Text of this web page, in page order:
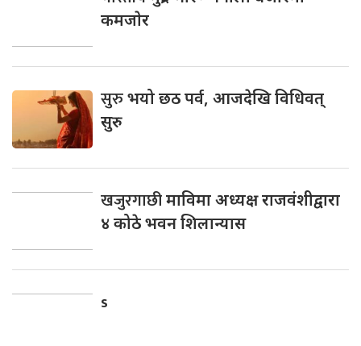
कमजाेर
सुरुभयो छठ पर्व, आजदेखि विधिवत्
सुरु
खजुरगाछीमाविमा अध्यक्ष राजवंशीद्वारा
४ कोठे भवन शिलान्यास
s